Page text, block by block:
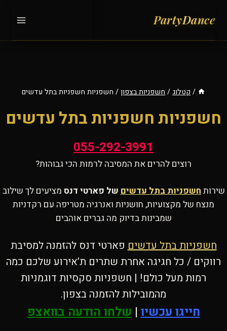
/ קטלוג / חשפניות בצפון / חשפניות חשפניות בתל עדשים
חשפניות חשפניות בתל עדשים
055-292-3991
רוצים להרים את המסיבה לרמות הכי גבוהות?
שירות חשפניות בתל עדשים של פארטי דנס מציעים לך שילוב
מנצח של מקצועיות, חושניות ואנרגיה מטריפה עם רקדניות
שמבינות בדיוק מה גברים אוהבים
חשפניות בתל עדשיםפארטי דנס להזמנה למסיבת
רווקים / כל חגיגה אחרת שתרים ת’אירוע שלכם כמה
רמות מעל כולם! | חשפניות סקסיות דוגמניות
מהמובילות להזמנה בצפון.
חייגו עכשיו|שלחו הודעה בוואצפ